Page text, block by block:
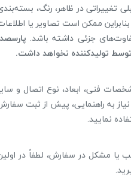
تغییراتی در ظاهر، رنگ،
ممکن است تصاویر یا
جزئی داشته باشد.
تولیدکننده نخواهد داشت.
فنی، ابعاد، نوع اتصال و
به راهنمایی، پیش از ثبت
نمایید.
یا مشکل در سفارش، لطفاً در